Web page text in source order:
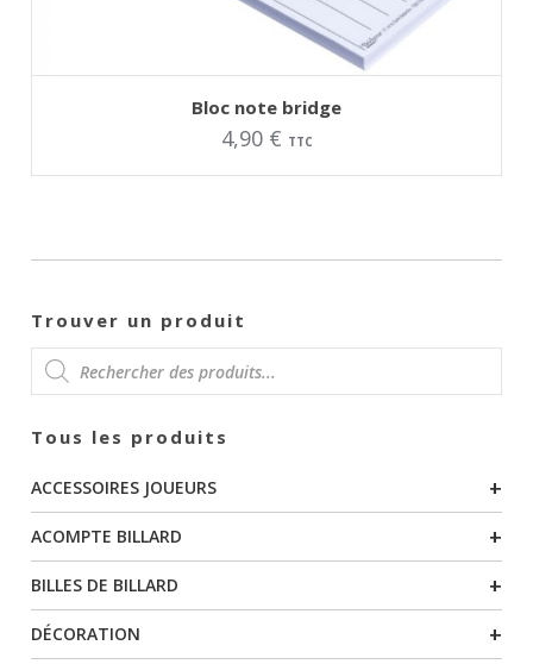
Trouver un produit
RECHERCHE
DE
PRODUITS
Tous les produits
ACCESSOIRES JOUEURS +
ACOMPTE BILLARD +
BILLES DE BILLARD +
DÉCORATION +
Bloc note bridge
4,90 € TTC